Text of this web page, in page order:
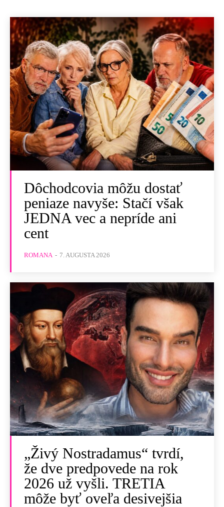
Dôchodcovia môžu dostať
peniaze navyše: Stačí však
JEDNA vec a nepríde ani
cent
ROMANA - 7. AUGUSTA 2026
„Živý Nostradamus“ tvrdí,
že dve predpovede na rok
2026 už vyšli. TRETIA
môže byť oveľa desivejšia